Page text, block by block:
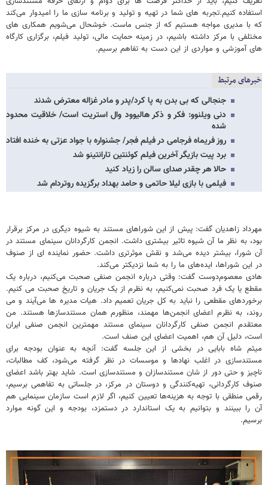
استفاده کنیم.تجربه های شما در تهیه و تولید و برنامه سازی ما را امیدوار می‌کند
که با مدیری مواجه هستیم که از جنس ماست. خوشحال می‌شویم همکاری های
مختلفی با مرکز داشته باشیم، در زمینه حمایت مالی، تولید فیلم، برگزاری کارگاه
های آموزشی و مواردی از این دست به تفاهم برسیم.
خبرهای مرتبط
جنجالی که بی بدن به پا کرد/پدر و مادر غزاله معترض شدند
دنی ویلنوو: فکر و ذکر هالیوود وال استریت است/ خلاقیت محدود
شده
روز فریماه فرجامی در فیلم فجر/ جشنواره با جواد عزتی به خنده افتاد
برد پیت بازیگر آخرین فیلم کوئنتین تارانتینو شد
حالا هر چقدر صدای سالن را زیاد کنید
فیلمی با بازی لیلا حاتمی و حامد بهداد برگزیده روتردام شد
مهرداد زاهدیان گفت: پیش از این شوراهای مستند به شیوه دیگری در مرکز برقرار
بود، به نظر ما آن شیوه تاثیر بیشتری داشت. انجمن کارگردانان سینمای مستند در
آن شورا، بیشتر دیده می‌شد و نقش موثرتری داشت. حضور نماینده ای از صنوف
در این شوراها، ایده‌های ما را به شما نزدیکتر می‌کند.
هادی معصوم‌دوست گفت: وقتی درباره انجمن صنفی صحبت می‌کنیم، درباره یک
مقطع یا یک فرد صحبت نمی‌کنیم، به نظرم از یک جریان و تاریخ صحبت می کنیم.
برخوردهای مقطعی را نباید به کل جریان تعمیم داد. هیات مدیره ها می‌آیند و می
روند، به نظرم اعضای انجمن‌ها مهمند، منظورم همان مستندسازها هستند. من
معتقدم انجمن صنفی کارگردانان سینمای مستند مهمترین انجمن صنفی ایران
است، دلیل آن هم، اهمیت اعضای این صنف است.
میثم شاه بابایی در بخشی از این جلسه گفت: آنچه به عنوان بودجه برای
مستندسازی در اغلب نهادها و موسسات در نظر گرفته می‌شود، کف مطالبات،
ناچیز و حتی دور از شان مستندسازان و مستندسازی است. شاید بهتر باشد اعضای
صنوف کارگردانی، تهیه‌کنندگی و دوستان در مرکز، در جلساتی به تفاهمی برسیم،
رقمی منطقی با توجه به هزینه‌ها تعیین کنیم، اگر لازم است سازمان سینمایی هم
آن را ببینند و بتوانیم به یک استاندارد در دستمزد، بودجه و این گونه موارد
برسیم.